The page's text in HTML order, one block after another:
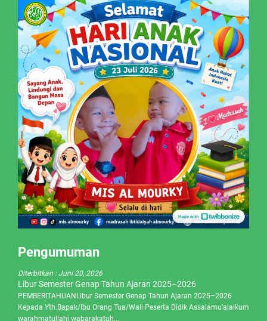
Pengumuman
Diterbitkan :Juni 20, 2026
Libur Semester Genap Tahun Ajaran 2025–2026
PEMBERITAHUANLibur Semester Genap Tahun Ajaran 2025–2026
Kepada Yth.Bapak/Ibu Orang Tua/Wali Peserta Didik Assalamu’alaikum
warahmatullahi wabarakatuh...